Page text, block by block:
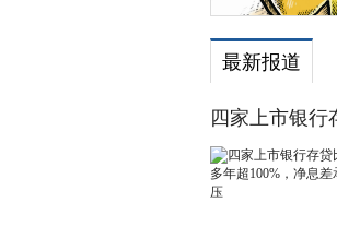
最新报道
四家上市银行